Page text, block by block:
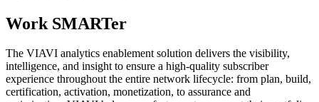
Work SMARTer
The VIAVI analytics enablement solution delivers the visibility,
intelligence, and insight to ensure a high-quality subscriber
experience throughout the entire network lifecycle: from plan, build,
certification, activation, monetization, to assurance and